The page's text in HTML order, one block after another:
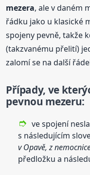
mezera, ale v daném
řádku jako u klasické
spojeny pevně, takže
(takzvanému přelití)
zalomí se na další
Případy, ve
pevnou mezeru:
ve spojení
s následujícím
v Opavě, z
předložku a